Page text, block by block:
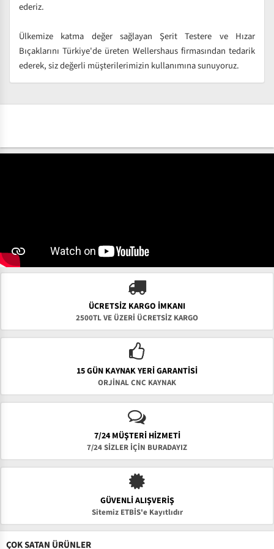
ederiz.
Ülkemize katma değer sağlayan Şerit Testere ve Hızar
Bıçaklarını Türkiye'de üreten Wellershaus firmasından tedarik
ederek, siz değerli müşterilerimizin kullanımına sunuyoruz.
ÜCRETSIZ KARGO İMKANI
2500TL VE ÜZERİ ÜCRETSİZ KARGO
15 GÜN KAYNAK YERI GARANTISI
ORJİNAL CNC KAYNAK
7/24 MÜŞTERİ HİZMETİ
7/24 SİZLER İÇİN BURADAYIZ
GÜVENLI ALIŞVERIŞ
Sitemiz ETBİS'e Kayıtlıdır
ÇOK SATAN ÜRÜNLER